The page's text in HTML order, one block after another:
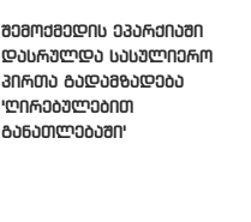
შემოქმედის ეპარქიაში
დასრულდა სასულიერო
პირთა გადამზადება
'ღირებულებით
განათლებაში'